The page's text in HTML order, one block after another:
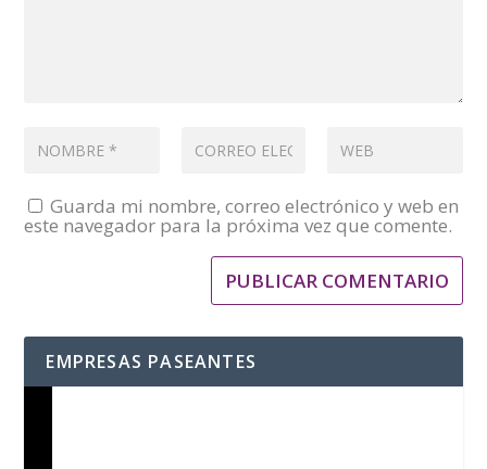
Guarda mi nombre, correo electrónico y web en
este navegador para la próxima vez que comente.
EMPRESAS PASEANTES